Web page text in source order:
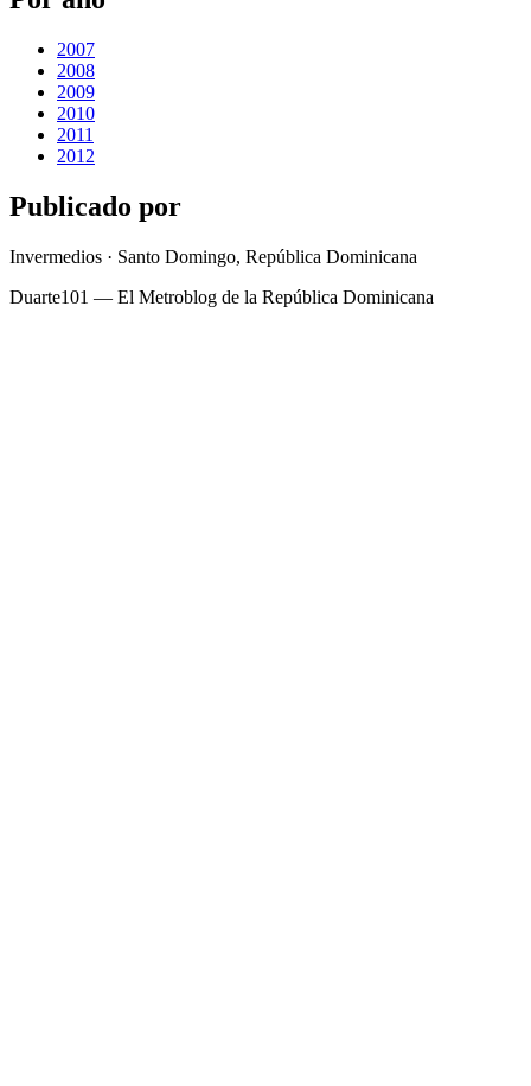
2007
2008
2009
2010
2011
2012
Publicado por
Invermedios · Santo Domingo, República Dominicana
Duarte101 — El Metroblog de la República Dominicana